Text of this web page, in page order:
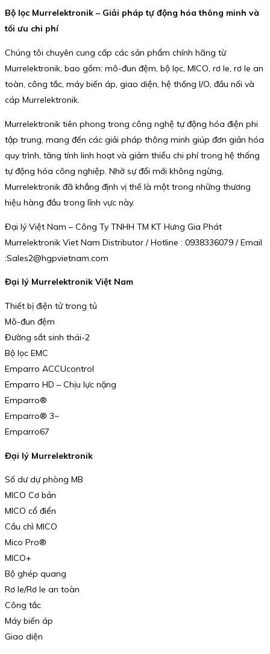
Bộ lọc Murrelektronik – Giải pháp tự động hóa thông minh và
tối ưu chi phí
Chúng tôi chuyên cung cấp các sản phẩm chính hãng từ
Murrelektronik, bao gồm: mô-đun đệm, bộ lọc, MICO, rơ le, rơ le an
toàn, công tắc, máy biến áp, giao diện, hệ thống I/O, đầu nối và
cáp Murrelektronik.
Murrelektronik tiên phong trong công nghệ tự động hóa điện phi
tập trung, mang đến các giải pháp thông minh giúp đơn giản hóa
quy trình, tăng tính linh hoạt và giảm thiểu chi phí trong hệ thống
tự động hóa công nghiệp. Nhờ sự đổi mới không ngừng,
Murrelektronik đã khẳng định vị thế là một trong những thương
hiệu hàng đầu trong lĩnh vực này.
Đại lý Việt Nam – Công Ty TNHH TM KT Hưng Gia Phát
Murrelektronik Viet Nam Distributor / Hotline : 0938336079 / Email
:Sales2@hgpvietnam.com
Đại lý Murrelektronik Việt Nam
Thiết bị điện tử trong tủ
Mô-đun đệm
Đường sắt sinh thái-2
Bộ lọc EMC
Emparro ACCUcontrol
Emparro HD – Chịu lực nặng
Emparro®
Emparro® 3~
Emparro67
Đại lý Murrelektronik
Số dư dự phòng MB
MICO Cơ bản
MICO cổ điển
Cầu chì MICO
Mico Pro®
MICO+
Bộ ghép quang
Rơ le/Rơ le an toàn
Công tắc
Máy biến áp
Giao diện